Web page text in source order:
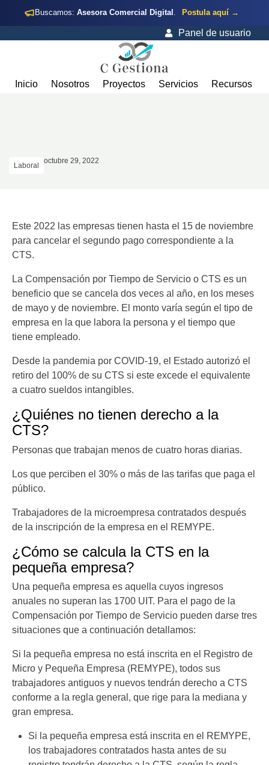
Buscamos: Asesora Comercial Digital . Postula aquí →
Panel de usuario
Inicio Nosotros Proyectos Servicios Recursos
Laboral
octubre 29, 2022
Este 2022 las empresas tienen hasta el 15 de noviembre
para cancelar el segundo pago correspondiente a la
CTS.
La Compensación por Tiempo de Servicio o CTS es un
beneficio que se cancela dos veces al año, en los meses
de mayo y de noviembre. El monto varía según el tipo de
empresa en la que labora la persona y el tiempo que
tiene empleado.
Desde la pandemia por COVID-19, el Estado autorizó el
retiro del 100% de su CTS si este excede el equivalente
a cuatro sueldos intangibles.
¿Quiénes no tienen derecho a la
CTS?
Personas que trabajan menos de cuatro horas diarias.
Los que perciben el 30% o más de las tarifas que paga el
público.
Trabajadores de la microempresa contratados después
de la inscripción de la empresa en el REMYPE.
¿Cómo se calcula la CTS en la
pequeña empresa?
Una pequeña empresa es aquella cuyos ingresos
anuales no superan las 1700 UIT. Para el pago de la
Compensación por Tiempo de Servicio pueden darse tres
situaciones que a continuación detallamos:
Si la pequeña empresa no está inscrita en el Registro de
Micro y Pequeña Empresa (REMYPE), todos sus
trabajadores antiguos y nuevos tendrán derecho a CTS
conforme a la regla general, que rige para la mediana y
gran empresa.
Si la pequeña empresa está inscrita en el REMYPE,
los trabajadores contratados hasta antes de su